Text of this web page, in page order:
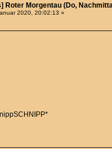
Roter Morgentau (Do,
2020, 20:02:13 »